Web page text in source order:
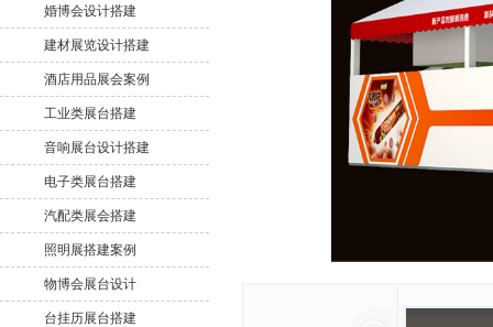
婚博会设计搭建
建材展览设计搭建
酒店用品展会案例
工业类展台搭建
音响展台设计搭建
电子类展台搭建
汽配类展会搭建
照明展搭建案例
物博会展台设计
台挂历展台搭建